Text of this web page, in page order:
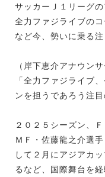
サッカーＪ１リーグ
全力ファジライブの
など今、勢いに乗る
（岸下恵介アナウンサ
「全力ファジライブ
ンを担うであろう注目
２０２５シーズン、
ＭＦ・佐藤龍之介選
して２月にアジアカ
るなど、国際舞台を経